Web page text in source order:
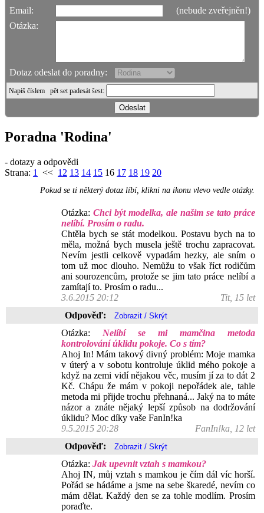
Email:
(nebude zveřejněn!)
Otázka:
Dotaz odeslat do poradny:
Napiš číslem pět set padesát šest:
Poradna 'Rodina'
- dotazy a odpovědi
Strana: 1 << 12 13 14 15 16 17 18 19 20
Pokud se ti některý dotaz líbí, klikni na ikonu vlevo vedle otázky.
Otázka: Chci být modelka, ale našim se tato práce
nelíbí. Prosím o radu.
Chtěla bych se stát modelkou. Postavu bych na to
měla, možná bych musela ještě trochu zapracovat.
Nevím jestli celkově vypadám hezky, ale sním o
tom už moc dlouho. Nemůžu to však říct rodičům
ani sourozencům, protože se jim tato práce nelíbí a
zamítají to. Prosím o radu...
3.6.2015 20:12
Tit, 15 let
Odpověď:
Otázka: Nelíbí se mi mamčina metoda
kontrolování úklidu pokoje. Co s tím?
Ahoj In! Mám takový divný problém: Moje mamka
v úterý a v sobotu kontroluje úklid mého pokoje a
když na zemi vidí nějakou věc, musím jí za to dát 2
Kč. Chápu že mám v pokoji nepořádek ale, tahle
metoda mi přijde trochu přehnaná... Jaký na to máte
názor a znáte nějaký lepší způsob na dodržování
úklidu? Moc díky vaše FanIn!ka
9.5.2015 20:28
FanIn!ka, 12 let
Odpověď:
Otázka: Jak upevnit vztah s mamkou?
Ahoj IN, můj vztah s mamkou je čím dál víc horší.
Pořád se hádáme a jsme na sebe škaredé, nevím co
mám dělat. Každý den se za tohle modlím. Prosím
poraďte.